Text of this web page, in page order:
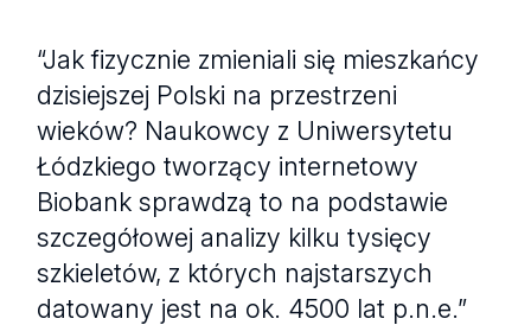
“Jak fizycznie zmieniali się mieszkańcy
dzisiejszej Polski na przestrzeni
wieków? Naukowcy z Uniwersytetu
Łódzkiego tworzący internetowy
Biobank sprawdzą to na podstawie
szczegółowej analizy kilku tysięcy
szkieletów, z których najstarszych
datowany jest na ok. 4500 lat p.n.e.”